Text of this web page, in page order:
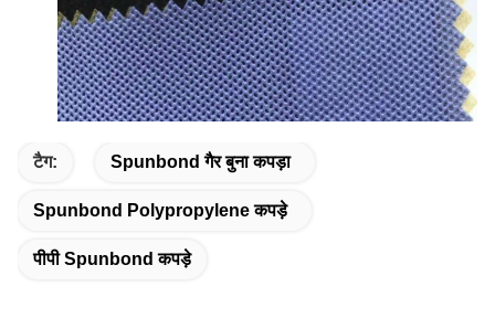
टैग: Spunbond गैर बुना कपड़ा
Spunbond Polypropylene कपड़े
पीपी Spunbond कपड़े